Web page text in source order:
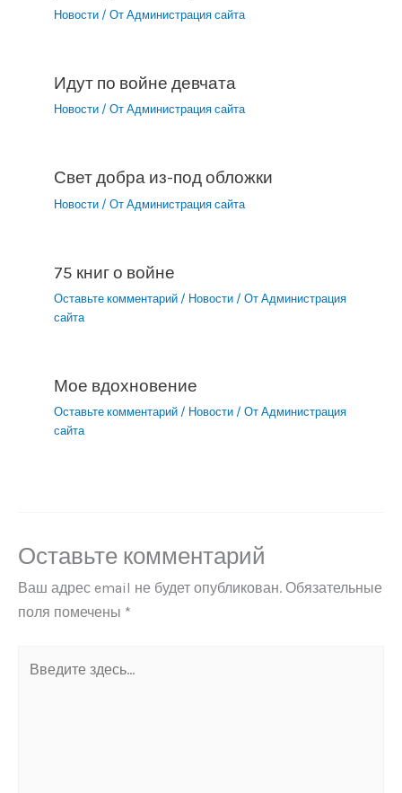
Новости / От Администрация сайта
Идут по войне девчата
Новости / От Администрация сайта
Свет добра из-под обложки
Новости / От Администрация сайта
75 книг о войне
Оставьте комментарий / Новости / От Администрация
сайта
Мое вдохновение
Оставьте комментарий / Новости / От Администрация
сайта
Оставьте комментарий
Ваш адрес email не будет опубликован. Обязательные
поля помечены *
здесь...